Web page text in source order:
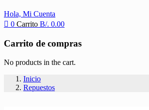
Hola, Mi Cuenta
0 Carrito B/. 0.00
Carrito de compras
No products in the cart.
Inicio
Repuestos